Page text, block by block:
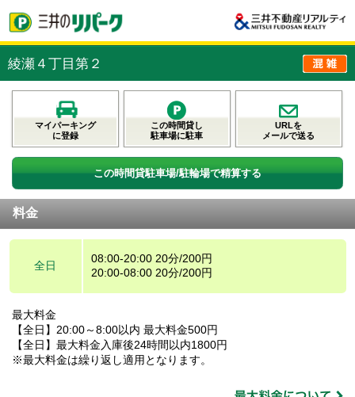
綾瀬４丁目第２
マイパーキング
に登録
この時間貸し
駐車場に駐車
URLを
メールで送る
この時間貸駐車場/駐輪場で精算する
料金
全日
08:00-20:00 20分/200円
20:00-08:00 20分/200円
最大料金
【全日】20:00～8:00以内 最大料金500円
【全日】最大料金入庫後24時間以内1800円
※最大料金は繰り返し適用となります。